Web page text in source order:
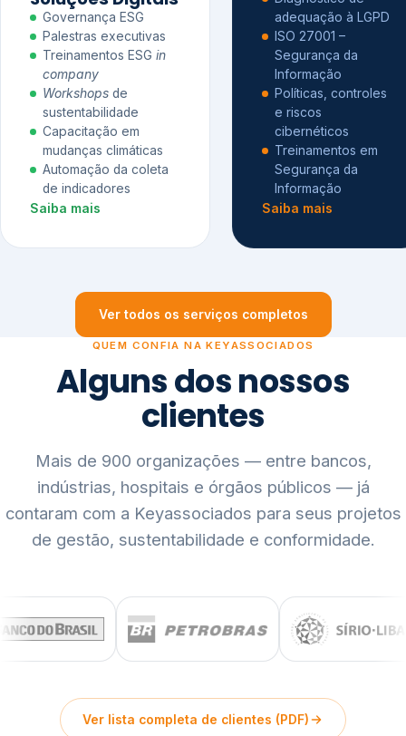
Governança ESG
Palestras executivas
Treinamentos ESG in
company
Workshops de
sustentabilidade
Capacitação em
mudanças climáticas
Automação da coleta
de indicadores
Saiba mais
adequação à LGPD
ISO 27001 –
Segurança da
Informação
Políticas, controles
e riscos
cibernéticos
Treinamentos em
Segurança da
Informação
Saiba mais
Ver todos os serviços completos
QUEM CONFIA NA KEYASSOCIADOS
Alguns dos nossos
clientes
Mais de 900 organizações — entre bancos,
indústrias, hospitais e órgãos públicos — já
contaram com a Keyassociados para seus projetos
de gestão, sustentabilidade e conformidade.
Ver lista completa de clientes (PDF)